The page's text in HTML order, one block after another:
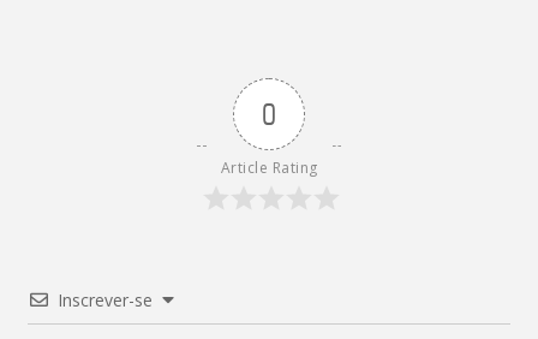
0
Article Rating
Inscrever-se